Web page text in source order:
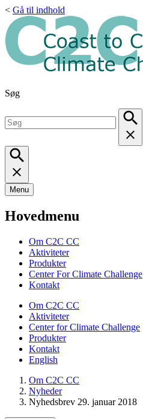
< Gå til indhold
Søg
Menu
Hovedmenu
Om C2C CC
Aktiviteter
Produkter
Center For Climate Challenge
Kontakt
Om C2C CC
Aktiviteter
Center for Climate Challenge
Produkter
Kontakt
English
Om C2C CC
Nyheder
Nyhedsbrev 29. januar 2018